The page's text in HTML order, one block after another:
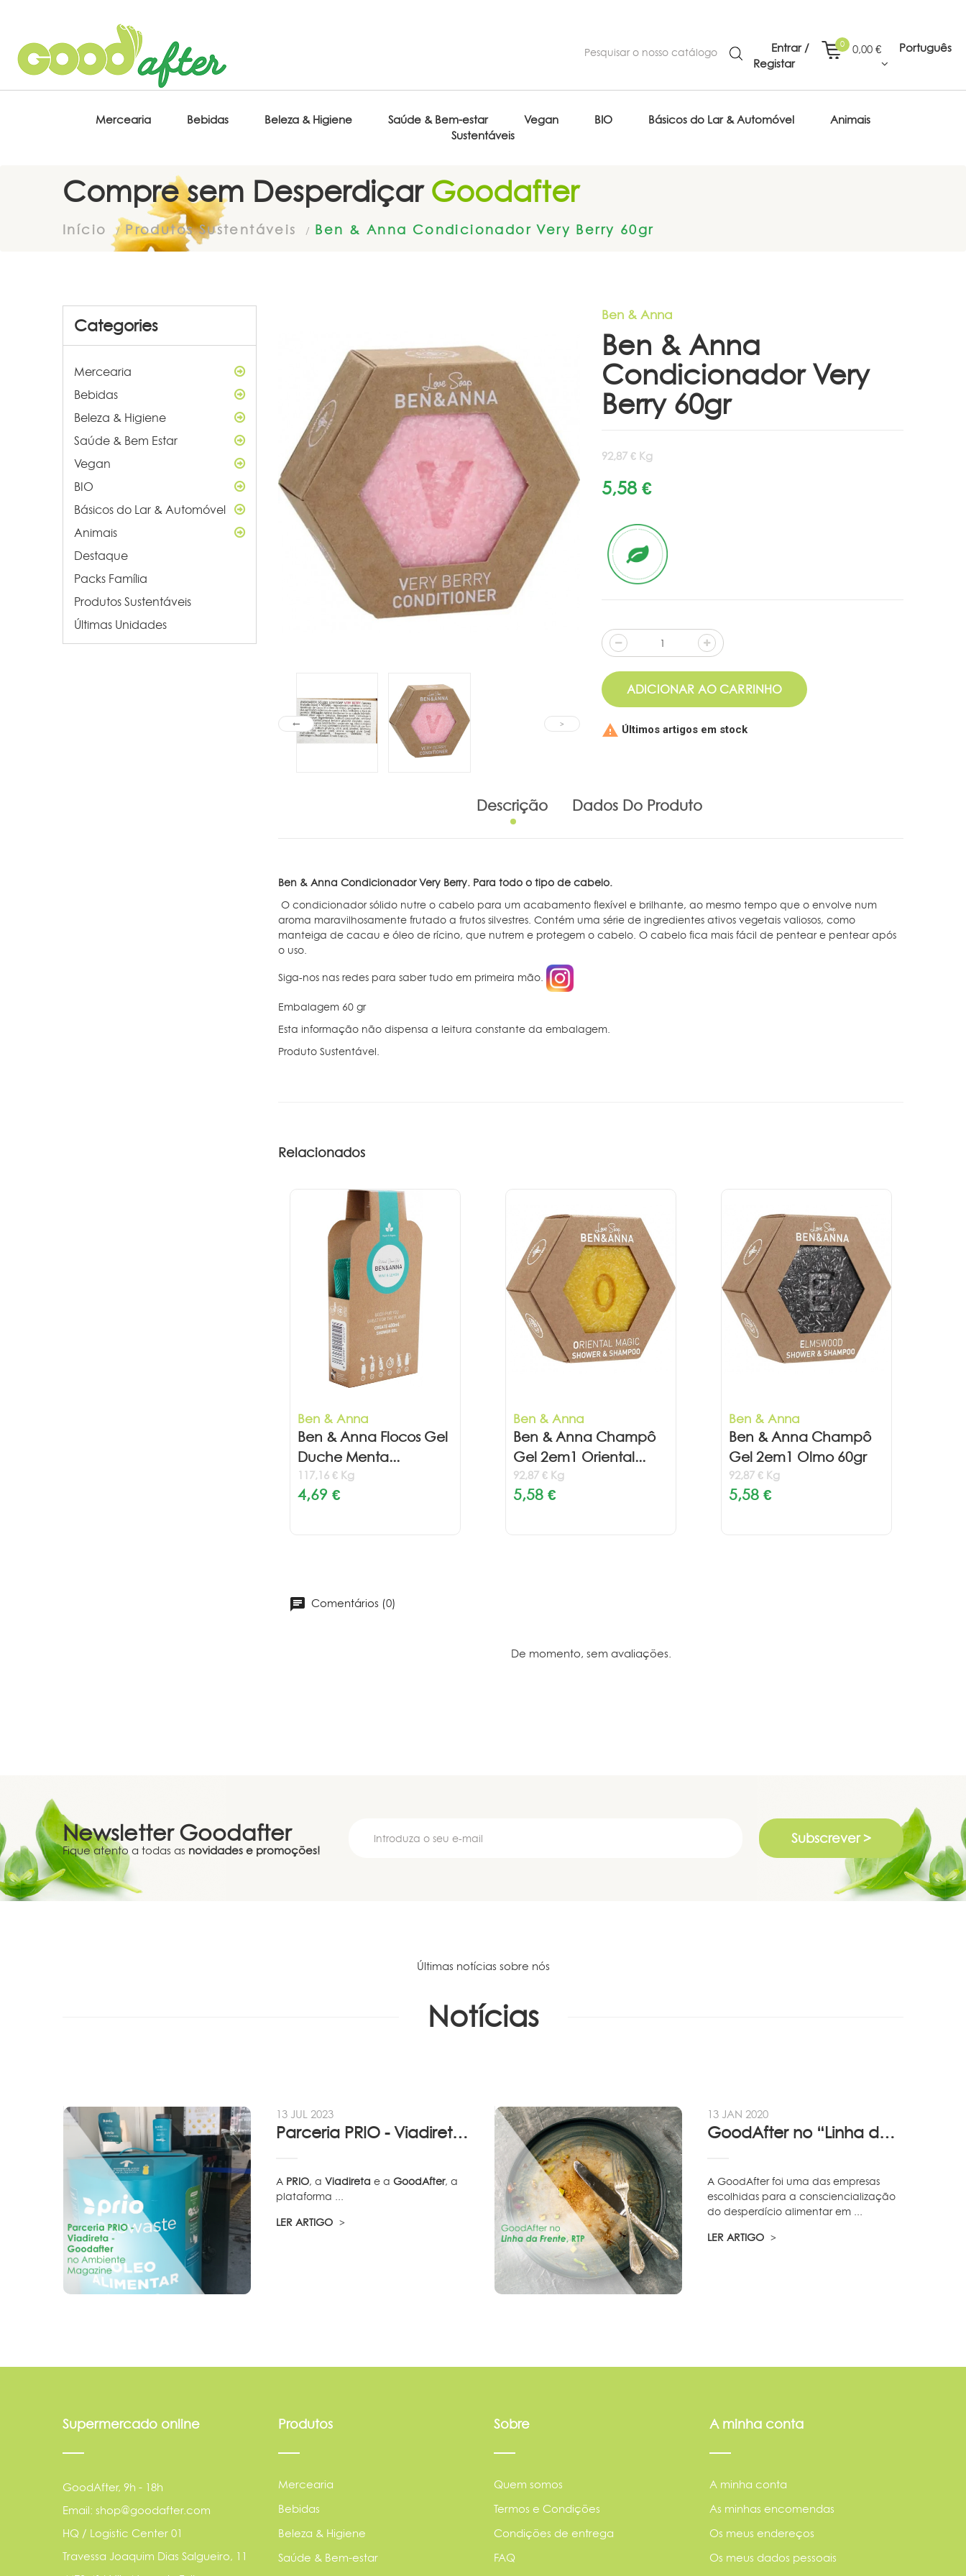
Entrar /
Registar
0,00 €
0 Português
Mercearia Bebidas Beleza & Higiene Saúde & Bem-estar Vegan BIO Básicos do Lar & Automóvel
Animais
Sustentáveis
Compre sem DesperdiçarGoodafter
Início Produtos Sustentáveis Ben & Anna Condicionador Very Berry 60gr
Categories
Mercearia
Bebidas
Beleza & Higiene
Saúde & Bem Estar
Vegan
BIO
Básicos do Lar & Automóvel
Animais
Destaque
Packs Família
Produtos Sustentáveis
Últimas Unidades
Ben & Anna
Ben & Anna
Condicionador Very
Berry 60gr
92,87 € Kg
5,58 €
ADICIONAR AO CARRINHO
 Últimos artigos em stock
Descrição Dados Do Produto
Ben & Anna Condicionador Very Berry. Para todo o tipo de cabelo.
O condicionador sólido nutre o cabelo para um acabamento flexível e brilhante, ao mesmo tempo que o envolve num
aroma maravilhosamente frutado a frutos silvestres. Contém uma série de ingredientes ativos vegetais valiosos, como
manteiga de cacau e óleo de rícino, que nutrem e protegem o cabelo. O cabelo fica mais fácil de pentear e pentear após
o uso.
Siga-nos nas redes para saber tudo em primeira mão.
Embalagem 60 gr
Esta informação não dispensa a leitura constante da embalagem.
Produto Sustentável.
Relacionados
Ben & Anna
Ben & Anna Flocos Gel
Duche Menta...
117,16 € Kg
4,69 €
Ben & Anna
Ben & Anna Champô
Gel 2em1 Oriental...
92,87 € Kg
5,58 €
Ben & Anna
Ben & Anna Champô
Gel 2em1 Olmo 60gr
92,87 € Kg
5,58 €
Comentários (0)
De momento, sem avaliações.
Newsletter Goodafter
Fique atento a todas as novidades e promoções!
Subscrever >
Últimas notícias sobre nós
Notícias
13 JUL 2023
Parceria PRIO - Viadireta - Goodafter...
A PRIO, aViadireta e aGoodAfter, a
plataforma ...
LER ARTIGO
13 JAN 2020
GoodAfter no “Linha da Frente” RTP
A GoodAfter foi uma das empresas
escolhidas para a consciencialização
do desperdício alimentar em ...
LER ARTIGO
Supermercado online
GoodAfter, 9h - 18h
Email: shop@goodafter.com
HQ / Logistic Center 01
Travessa Joaquim Dias Salgueiro, 11
Produtos
Mercearia
Bebidas
Beleza & Higiene
Saúde & Bem-estar
Sobre
Quem somos
Termos e Condições
Condições de entrega
FAQ
A minha conta
A minha conta
As minhas encomendas
Os meus endereços
Os meus dados pessoais